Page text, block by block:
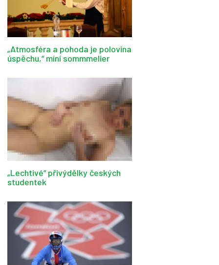
„Atmosféra a pohoda je polovina
úspěchu,“ míní sommmelier
„Lechtivé“ přivýdělky českých
studentek